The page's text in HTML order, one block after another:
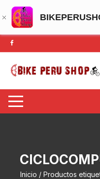
Saltar
al
contenido
Inicio / Productos